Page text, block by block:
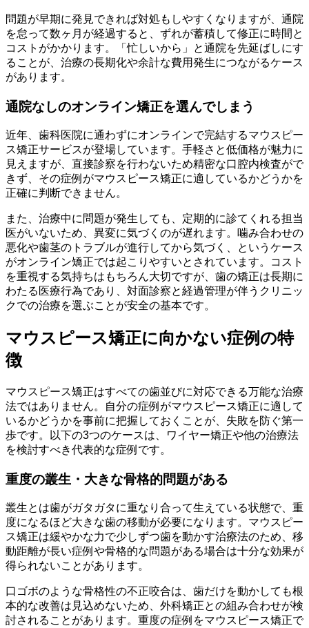
問題が早期に発見できれば対処もしやすくなりますが、通院
を怠って数ヶ月が経過すると、ずれが蓄積して修正に時間と
コストがかかります。「忙しいから」と通院を先延ばしにす
ることが、治療の長期化や余計な費用発生につながるケース
があります。
通院なしのオンライン矯正を選んでしまう
近年、歯科医院に通わずにオンラインで完結するマウスピー
ス矯正サービスが登場しています。手軽さと低価格が魅力に
見えますが、直接診察を行わないため精密な口腔内検査がで
きず、その症例がマウスピース矯正に適しているかどうかを
正確に判断できません。
また、治療中に問題が発生しても、定期的に診てくれる担当
医がいないため、異変に気づくのが遅れます。噛み合わせの
悪化や歯茎のトラブルが進行してから気づく、というケース
がオンライン矯正では起こりやすいとされています。コスト
を重視する気持ちはもちろん大切ですが、歯の矯正は長期に
わたる医療行為であり、対面診察と経過管理が伴うクリニッ
クでの治療を選ぶことが安全の基本です。
マウスピース矯正に向かない症例の特
徴
マウスピース矯正はすべての歯並びに対応できる万能な治療
法ではありません。自分の症例がマウスピース矯正に適して
いるかどうかを事前に把握しておくことが、失敗を防ぐ第一
歩です。以下の3つのケースは、ワイヤー矯正や他の治療法
を検討すべき代表的な症例です。
重度の叢生・大きな骨格的問題がある
叢生とは歯がガタガタに重なり合って生えている状態で、重
度になるほど大きな歯の移動が必要になります。マウスピー
ス矯正は緩やかな力で少しずつ歯を動かす治療法のため、移
動距離が長い症例や骨格的な問題がある場合は十分な効果が
得られないことがあります。
口ゴボのような骨格性の不正咬合は、歯だけを動かしても根
本的な改善は見込めないため、外科矯正との組み合わせが検
討されることがあります。重度の症例をマウスピース矯正で